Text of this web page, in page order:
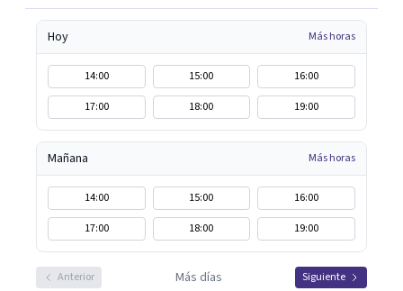
Hoy Más horas
14:00 15:00
16:00
17:00
18:00 19:00
Mañana Más horas
14:00 15:00
16:00
17:00
18:00 19:00
Anterior Más días Siguiente